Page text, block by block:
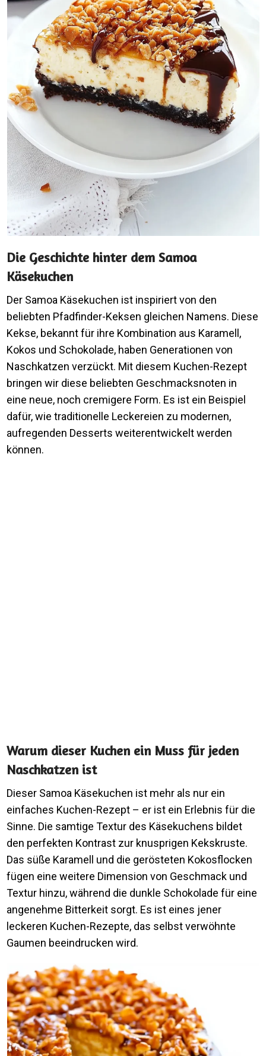
Die Geschichte hinter dem Samoa
Käsekuchen
Der Samoa Käsekuchen ist inspiriert von den
beliebten Pfadfinder-Keksen gleichen Namens. Diese
Kekse, bekannt für ihre Kombination aus Karamell,
Kokos und Schokolade, haben Generationen von
Naschkatzen verzückt. Mit diesem Kuchen-Rezept
bringen wir diese beliebten Geschmacksnoten in
eine neue, noch cremigere Form. Es ist ein Beispiel
dafür, wie traditionelle Leckereien zu modernen,
aufregenden Desserts weiterentwickelt werden
können.
Warum dieser Kuchen ein Muss für jeden
Naschkatzen ist
Dieser Samoa Käsekuchen ist mehr als nur ein
einfaches Kuchen-Rezept – er ist ein Erlebnis für die
Sinne. Die samtige Textur des Käsekuchens bildet
den perfekten Kontrast zur knusprigen Kekskruste.
Das süße Karamell und die gerösteten Kokosflocken
fügen eine weitere Dimension von Geschmack und
Textur hinzu, während die dunkle Schokolade für eine
angenehme Bitterkeit sorgt. Es ist eines jener
leckeren Kuchen-Rezepte, das selbst verwöhnte
Gaumen beeindrucken wird.